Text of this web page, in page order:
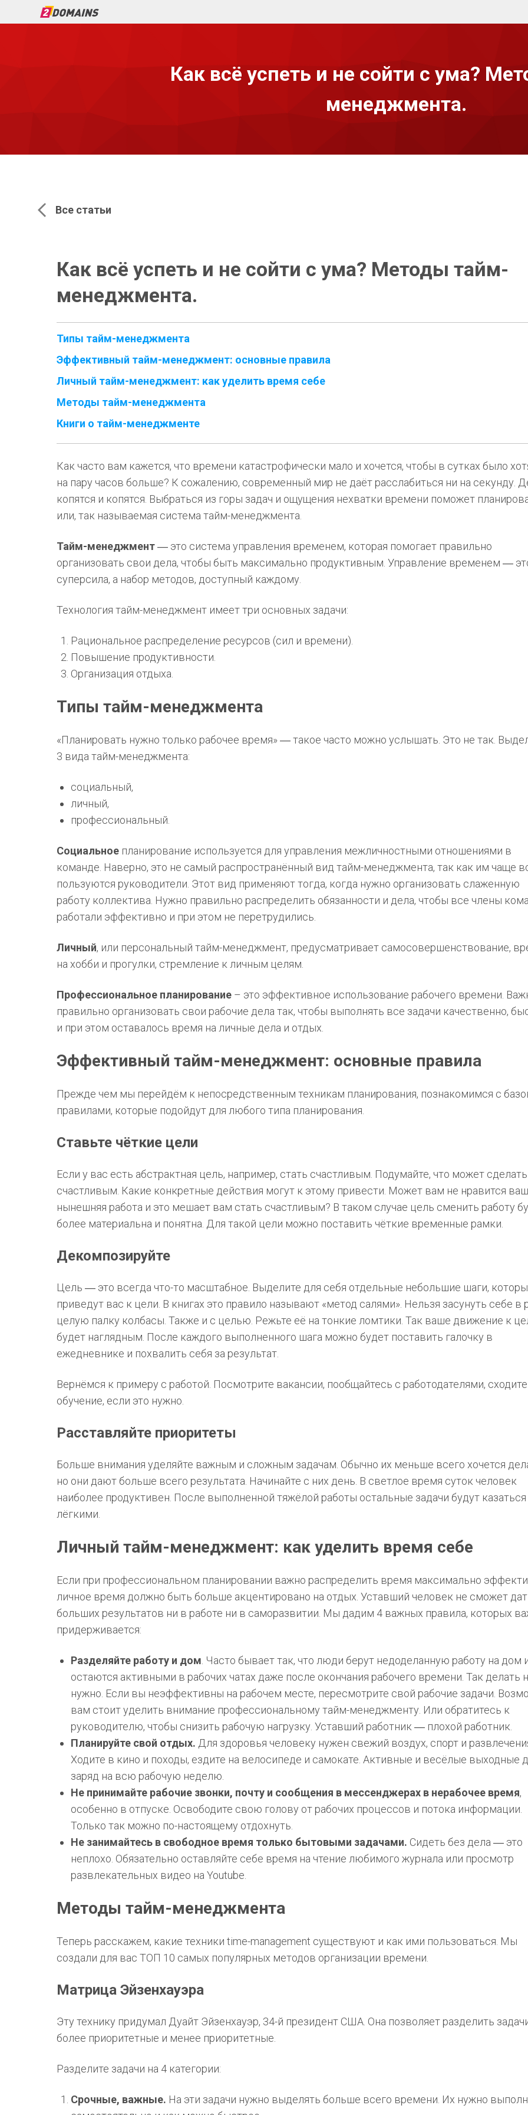
Как всё успеть и не сойти с ума?
менеджмента.
Все статьи
Как всё успеть и не сойти с ума? Методы тайм-
менеджмента.
Типы тайм-менеджмента
Эффективный тайм-менеджмент: основные правила
Личный тайм-менеджмент: как уделить время себе
Методы тайм-менеджмента
Книги о тайм-менеджменте
Как часто вам кажется, что времени катастрофически мало и хочется, чтобы в сутках было
на пару часов больше? К сожалению, современный мир не даёт расслабиться ни на секунду.
копятся и копятся. Выбраться из горы задач и ощущения нехватки времени поможет
или, так называемая система тайм-менеджмента.
Тайм-менеджмент― это система управления временем, которая помогает правильно
организовать свои дела, чтобы быть максимально продуктивным. Управление временем ―
суперсила, а набор методов, доступный каждому.
Технология тайм-менеджмент имеет три основных задачи:
Рациональное распределение ресурсов (сил и времени).
Повышение продуктивности.
Организация отдыха.
Типы тайм-менеджмента
«Планировать нужно только рабочее время» ― такое часто можно услышать. Это не так.
3 вида тайм-менеджмента:
социальный,
личный,
профессиональный.
Социальное планирование используется для управления межличностными отношениями в
команде. Наверно, это не самый распространённый вид тайм-менеджмента, так как им чаще
пользуются руководители. Этот вид применяют тогда, когда нужно организовать слаженную
работу коллектива. Нужно правильно распределить обязанности и дела, чтобы все члены
работали эффективно и при этом не перетрудились.
Личный, или персональный тайм-менеджмент, предусматривает самосовершенствование,
на хобби и прогулки, стремление к личным целям.
Профессиональное планирование – это эффективное использование рабочего времени.
правильно организовать свои рабочие дела так, чтобы выполнять все задачи качественно,
и при этом оставалось время на личные дела и отдых.
Эффективный тайм-менеджмент: основные правила
Прежде чем мы перейдём к непосредственным техникам планирования, познакомимся с
правилами, которые подойдут для любого типа планирования.
Ставьте чёткие цели
Если у вас есть абстрактная цель, например, стать счастливым. Подумайте, что может
счастливым. Какие конкретные действия могут к этому привести. Может вам не нравится
нынешняя работа и это мешает вам стать счастливым? В таком случае цель сменить работу
более материальна и понятна. Для такой цели можно поставить чёткие временные рамки.
Декомпозируйте
Цель ― это всегда что-то масштабное. Выделите для себя отдельные небольшие шаги,
приведут вас к цели. В книгах это правило называют «метод салями». Нельзя засунуть себе в
целую палку колбасы. Также и с целью. Режьте её на тонкие ломтики. Так ваше движение к
будет наглядным. После каждого выполненного шага можно будет поставить галочку в
ежедневнике и похвалить себя за результат.
Вернёмся к примеру с работой. Посмотрите вакансии, пообщайтесь с работодателями,
обучение, если это нужно.
Расставляйте приоритеты
Больше внимания уделяйте важным и сложным задачам. Обычно их меньше всего хочется
но они дают больше всего результата. Начинайте с них день. В светлое время суток человек
наиболее продуктивен. После выполненной тяжёлой работы остальные задачи будут казаться
лёгкими.
Личный тайм-менеджмент: как уделить время себе
Если при профессиональном планировании важно распределить время максимально
личное время должно быть больше акцентировано на отдых. Уставший человек не сможет
больших результатов ни в работе ни в саморазвитии. Мы дадим 4 важных правила, которых
придерживается:
Разделяйте работу и дом . Часто бывает так, что люди берут недоделанную работу на дом
остаются активными в рабочих чатах даже после окончания рабочего времени. Так делать
нужно. Если вы неэффективны на рабочем месте, пересмотрите свой рабочие задачи.
вам стоит уделить внимание профессиональному тайм-менеджменту. Или обратитесь к
руководителю, чтобы снизить рабочую нагрузку. Уставший работник ― плохой работник.
Планируйте свой отдых. Для здоровья человеку нужен свежий воздух, спорт и
Ходите в кино и походы, ездите на велосипеде и самокате. Активные и весёлые выходные
заряд на всю рабочую неделю.
Не принимайте рабочие звонки, почту и сообщения в мессенджерах в нерабочее время,
особенно в отпуске. Освободите свою голову от рабочих процессов и потока информации.
Только так можно по-настоящему отдохнуть.
Не занимайтесь в свободное время только бытовыми задачами. Сидеть без дела ― это
неплохо. Обязательно оставляйте себе время на чтение любимого журнала или просмотр
развлекательных видео на Youtube.
Методы тайм-менеджмента
Теперь расскажем, какие техники time-management существуют и как ими пользоваться. Мы
создали для вас ТОП 10 самых популярных методов организации времени.
Матрица Эйзенхауэра
Эту технику придумал Дуайт Эйзенхауэр, 34-й президент США. Она позволяет разделить
более приоритетные и менее приоритетные.
Разделите задачи на 4 категории:
Срочные, важные. На эти задачи нужно выделять больше всего времени. Их нужно